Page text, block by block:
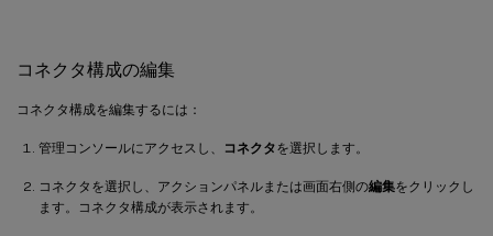
コネクタ構成の編集
コネクタ構成を編集するには：
管理コンソールにアクセスし、 コネクタを選択します。
コネクタを選択し、アクションパネルまたは画面右側の編集をクリックし
ます。コネクタ構成が表示されます。